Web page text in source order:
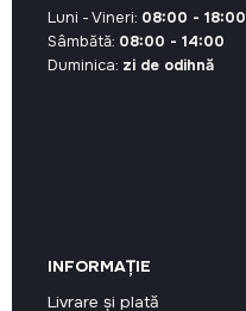
INFORMAȚIE
Livrare și plată
Luni - Vineri: 08:00 - 18:00
Sâmbătă: 08:00 - 14:00
Duminica: zi de odihnă